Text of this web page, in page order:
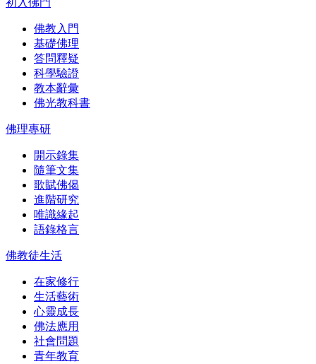
初入佛門
佛教入門
基礎佛理
答問釋疑
科學驗證
教本辭彙
佛光教科書
佛理專研
開示錄集
隨筆文集
歌賦佛偈
進階研究
唯識緣起
語錄格言
佛教徒生活
在家修行
生活藝術
心靈成長
佛法應用
社會問題
青年教育